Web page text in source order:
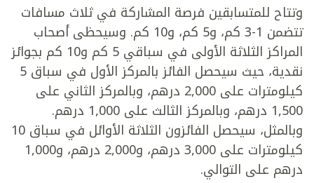
وتتاح للمتسابقين فرصة المشاركة في ثلاث مسافات
تتضمن 1-3 كم، و5 كم، و10 كم. وسيحظى أصحاب
المراكز الثلاثة الأولى في سباقي 5 كم و10 كم بجوائز
نقدية، حيث سيحصل الفائز بالمركز الأول في سباق 5
كيلومترات على 2,000 درهم، وبالمركز الثاني على
1,500 درهم، وبالمركز الثالث على 1,000 درهم.
وبالمثل، سيحصل الفائزون الثلاثة الأوائل في سباق 10
كيلومترات على 3,000 درهم، و2,000 درهم، و1,000
درهم على التوالي.